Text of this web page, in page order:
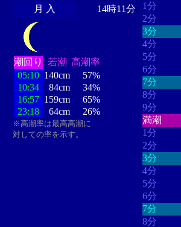
月 入
14時11分
潮回り 若潮 高潮率
05:10 140cm
57%
10:34
84cm
34%
16:57 159cm
65%
23:18
64cm 26%
※高潮率は最高高潮に
対しての率を示す。
1分
2分
3分
4分
5分
6分
7分
8分
9分
満潮
1分
2分
3分
4分
5分
6分
7分
8分